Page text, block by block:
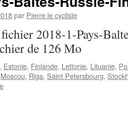
par Pierre le cycliste
2018-1-Pays-
de 126 Mo
, Estonie, Finlande, Lettonie, Lituanie,
Moscou, Riga, Saint Petersbourg,